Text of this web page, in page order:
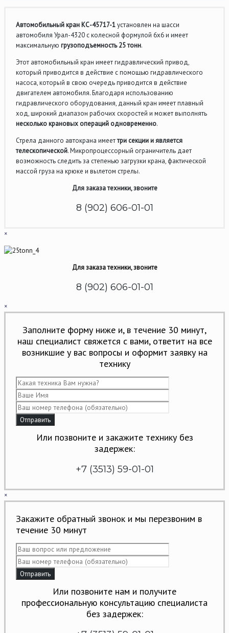
Автомобильный кран КС-45717-1установлен на шасси
автомобиля Урал-4320 с колесной формулой 6х6 и имеет
максимальную грузоподъемность 25 тонн.
Этот автомобильный кран имеет гидравлический привод,
который приводится в действие с помощью гидравлического
насоса, который в свою очередь приводится в действие
двигателем автомобиля. Благодаря использованию
гидравлического оборудования, данный кран имеет плавный
ход, широкий диапазон рабочих скоростей и может выполнять
несколько крановых операций одновременно.
Стрела данного автокрана имееттри секции и является
телескопической. Микропроцессорный ограничитель дает
возможность следить за степенью загрузки крана, фактической
массой груза на крюке и вылетом стрелы.
Для заказа техники, звоните
8 (902) 606-01-01
×
Для заказа техники, звоните
8 (902) 606-01-01
×
Заполните форму ниже и, в течение 30 минут,
наш специалист свяжется с вами, ответит на все
возникшие у вас вопросы и оформит заявку на
технику
Или позвоните и закажите технику без
задержек:
+7 (3513) 59-01-01
×
Закажите обратный звонок и мы перезвоним в
течение 30 минут
Или позвоните нам и получите
профессиональную консультацию специалиста
без задержек: